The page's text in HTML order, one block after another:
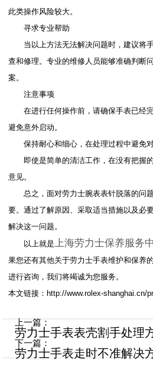
此类操作风险较大。
寻求专业帮助
当以上方法无法解决问题时，建议将
查和修理。专业的维修人员能够准确判断
案。
注意事项
在进行任何操作前，请确保手表已经完
避免意外启动。
保持耐心和细心，在处理过程中避免对
即使是简单的清洁工作，在没有把握的
意见。
总之，面对劳力士腕表表针脱落的问
要。通过了解原因、采取适当措施以及必
解决这一问题。
以上就是
上海劳力士保养服务
果您还有其他关于劳力士手表维护和保养
进行咨询，我们将竭诚为您服务。
本文链接：http://www.rolex-shanghai.cn/
上一篇：
劳力士手表表壳割手处理
下一篇：
劳力士手表走时不准解决